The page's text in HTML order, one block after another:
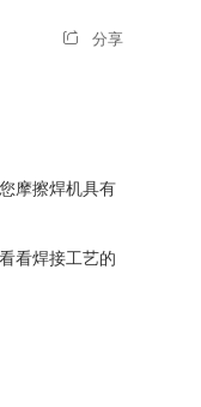
分享
摩擦焊机具有
看焊接工艺的